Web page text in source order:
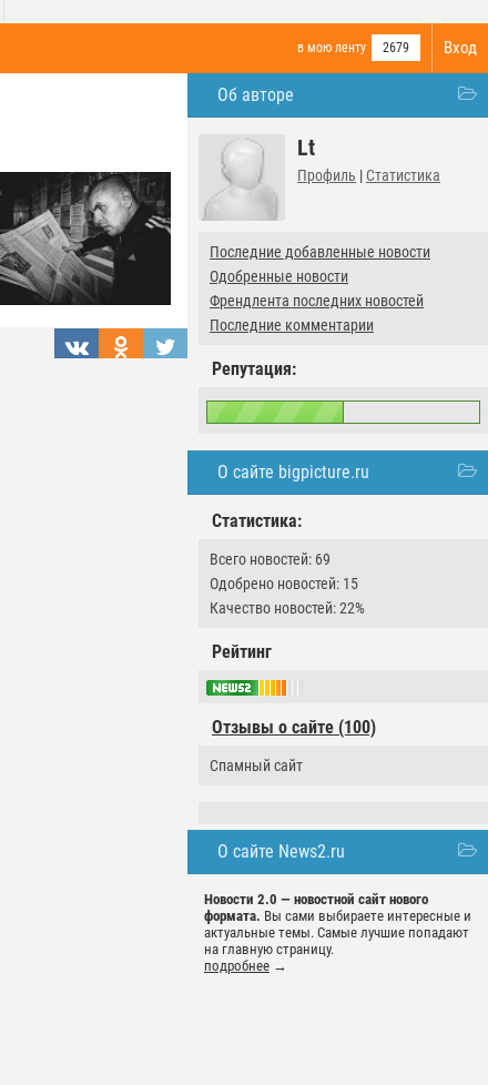
Вход
в мою ленту 2679
Об авторе
Lt
Профиль | Статистика
Последние добавленные новости
Одобренные новости
Френдлента последних новостей
Последние комментарии
Репутация:
О сайте bigpicture.ru
Статистика:
Всего новостей: 69
Одобрено новостей: 15
Качество новостей: 22%
Рейтинг
Отзывы о сайте (100)
Спамный сайт
О сайте News2.ru
Новости 2.0 — новостной сайт нового
формата. Вы сами выбираете интересные и
актуальные темы. Самые лучшие попадают
на главную страницу.
подробнее →